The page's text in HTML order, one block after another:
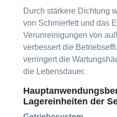
Durch stärkere Dichtung
von Schmierfett und das
Verunreinigungen von
verbessert die
verringert die
die Lebensdauer.
Lagereinheiten der